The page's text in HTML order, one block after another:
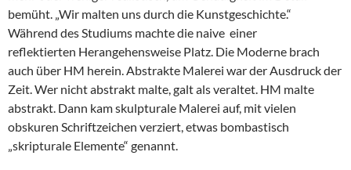
bemüht. „Wir malten uns durch die Kunstgeschichte.“
Während des Studiums machte die naive einer
reflektierten Herangehensweise Platz. Die Moderne brach
auch über HM herein. Abstrakte Malerei war der Ausdruck der
Zeit. Wer nicht abstrakt malte, galt als veraltet. HM malte
abstrakt. Dann kam skulpturale Malerei auf, mit vielen
obskuren Schriftzeichen verziert, etwas bombastisch
„skripturale Elemente“ genannt.